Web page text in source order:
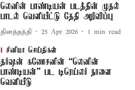
லெனின் பாண்டியன் படத்தின் முதல்
பாடல் வெளியீட்டு தேதி அறிவிப்பு
தினத்தந்தி 25 Apr 2026 1 min read
சினிமா செய்திகள்
தர்ஷன் கணேசனின் “லெனின்
பாண்டியன்” பட டிரெய்லர் நாளை
வெளியீடு